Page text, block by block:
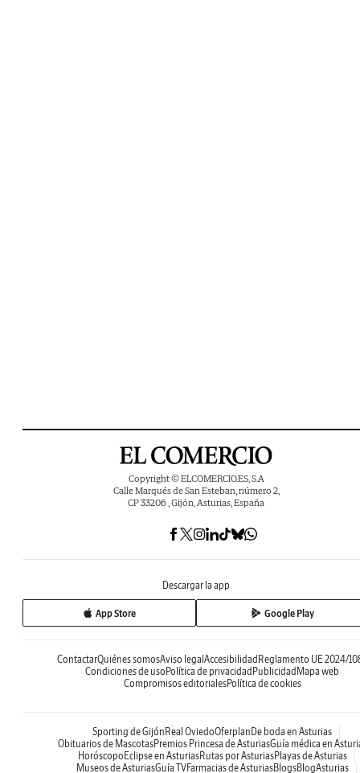
Copyright © ELCOMERCIO.ES, S.A
Calle Marqués de San Esteban, número 2,
CP 33206 , Gijón, Asturias, España
Descargar la app
App Store Google Play
ContactarQuiénes somosAviso legal Accesibilidad Reglamento UE 2024/
Condiciones de uso Política de privacidad Publicidad Mapa web
Compromisos editorialesPolítica de cookies
Sporting de Gijón Real OviedoOferplan De boda en Asturias
Obituarios de MascotasPremios Princesa de AsturiasGuía médica en
Horóscopo Eclipse en AsturiasRutas por AsturiasPlayas de Asturias
Museos de AsturiasGuía TVFarmacias de AsturiasBlogsBlogAsturias